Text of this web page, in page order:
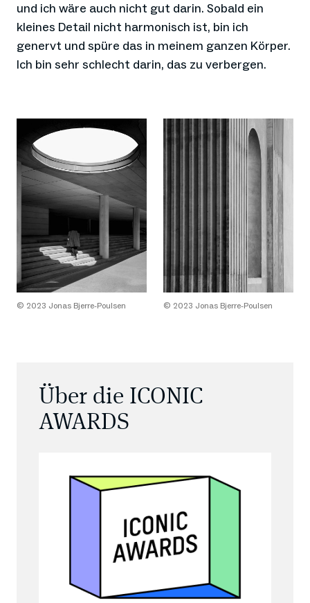
und ich wäre auch nicht gut darin. Sobald ein
kleines Detail nicht harmonisch ist, bin ich
genervt und spüre das in meinem ganzen Körper.
Ich bin sehr schlecht darin, das zu verbergen.
© 2023 Jonas Bjerre-Poulsen © 2023 Jonas Bjerre-Poulsen
Über die ICONIC
AWARDS